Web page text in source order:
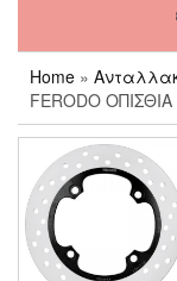
Home »
FERODO ΟΠΙΣΘΙΑ